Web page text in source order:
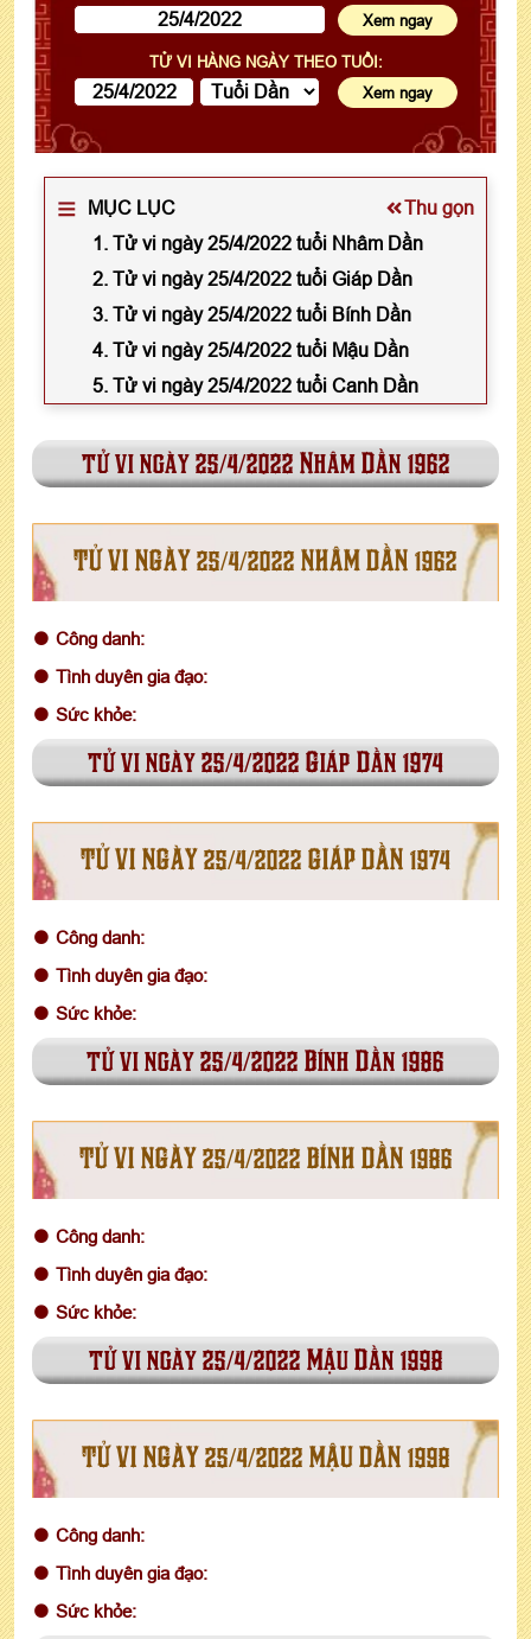
TỬ VI HÀNG NGÀY THEO TUỔI:
MỤC LỤC
Thu gọn
1. Tử vi ngày 25/4/2022 tuổi Nhâm Dần
2. Tử vi ngày 25/4/2022 tuổi Giáp Dần
3. Tử vi ngày 25/4/2022 tuổi Bính Dần
4. Tử vi ngày 25/4/2022 tuổi Mậu Dần
5. Tử vi ngày 25/4/2022 tuổi Canh Dần
tử vi ngày 25/4/2022 Nhâm Dần 1962
TỬ VI NGÀY 25/4/2022 NHÂM DẦN 1962
Công danh:
Tình duyên gia đạo:
Sức khỏe:
tử vi ngày 25/4/2022 Giáp Dần 1974
TỬ VI NGÀY 25/4/2022 GIÁP DẦN 1974
Công danh:
Tình duyên gia đạo:
Sức khỏe:
tử vi ngày 25/4/2022 Bính Dần 1986
TỬ VI NGÀY 25/4/2022 BÍNH DẦN 1986
Công danh:
Tình duyên gia đạo:
Sức khỏe:
tử vi ngày 25/4/2022 Mậu Dần 1998
TỬ VI NGÀY 25/4/2022 MẬU DẦN 1998
Công danh:
Tình duyên gia đạo:
Sức khỏe: